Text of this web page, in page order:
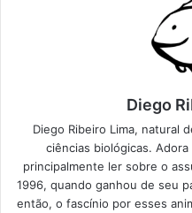
Diego
Diego Ribeiro Lima, natural
ciências biológicas.
principalmente ler sobre o
1996, quando ganhou de seu
então, o fascínio por esses